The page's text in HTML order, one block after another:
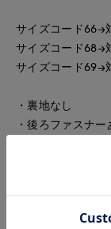
サイズコード66→
サイズコード68→
サイズコード69→
・裏地なし
・後ろファスナー
同素材のカーデ
大人サイズのワ